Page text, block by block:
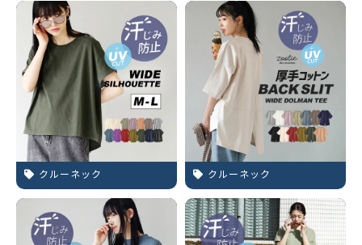
クルーネック クルーネック